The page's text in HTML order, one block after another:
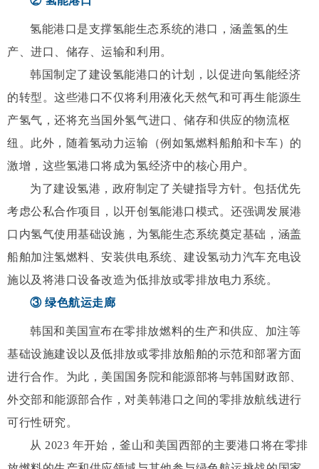
氢能港口是支撑氢能生态系统的港口，涵盖氢的生
产、进口、储存、运输和利用。
韩国制定了建设氢能港口的计划，以促进向氢能经济
的转型。这些港口不仅将利用液化天然气和可再生能源生
产氢气，还将充当国外氢气进口、储存和供应的物流枢
纽。此外，随着氢动力运输（例如氢燃料船舶和卡车）的
激增，这些氢港口将成为氢经济中的核心用户。
为了建设氢港，政府制定了关键指导方针。包括优先
考虑公私合作项目，以开创氢能港口模式。还强调发展港
口内氢气使用基础设施，为氢能生态系统奠定基础，涵盖
船舶加注氢燃料、安装供电系统、建设氢动力汽车充电设
施以及将港口设备改造为低排放或零排放电力系统。
③ 绿色航运走廊
韩国和美国宣布在零排放燃料的生产和供应、加注等
基础设施建设以及低排放或零排放船舶的示范和部署方面
进行合作。为此，美国国务院和能源部将与韩国财政部、
外交部和能源部合作，对美韩港口之间的零排放航线进行
可行性研究。
从 2023 年开始，釜山和美国西部的主要港口将在零排